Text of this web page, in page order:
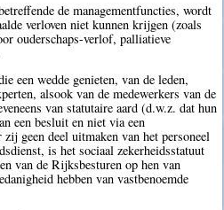
de managementfuncties, wordt
verloven niet kunnen krijgen (zoals
ouderschaps-verlof, palliatieve
een wedde genieten, van de leden,
alsook van de medewerkers van de
van statutaire aard (d.w.z. dat hun
een besluit en niet via een
geen deel uitmaken van het personeel
is het sociaal zekerheidsstatuut
van de Rijksbesturen op hen van
hebben van vastbenoemde